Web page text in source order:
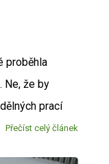
proběhla
Ne, že by
prací
Přečíst celý článek